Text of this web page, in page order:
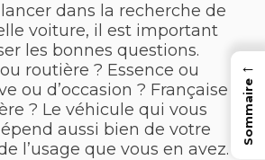
dans la recherche de
voiture, il est important
les bonnes questions.
routière ? Essence ou
ou d’occasion ? Française
? Le véhicule qui vous
aussi bien de votre
l’usage que vous en avez.
←
Sommaire